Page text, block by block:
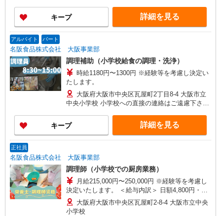
キープ 詳細を見る
アルバイト パート
名阪食品株式会社 大阪事業部
調理補助（小学校給食の調理・洗浄）
時給1180円〜1300円 ※経験等を考慮し決定い
たします。
大阪府大阪市中央区瓦屋町2丁目8-4 大阪市立
中央小学校 小学校への直接の連絡はご遠慮下さ
キープ 詳細を見る
正社員
名阪食品株式会社 大阪事業部
調理師（小学校での厨房業務）
月給215,000円〜250,000円 ※経験等を考慮し
決定いたします。 ＜給与内訳＞ 日額4,800円・
20.5日ベース（年間勤務日数215日） 職務手当
95,600円〜101,000円 皆勤手当 栄養士 3,000
大阪府大阪市中央区瓦屋町2-8-4 大阪市立中央
小学校